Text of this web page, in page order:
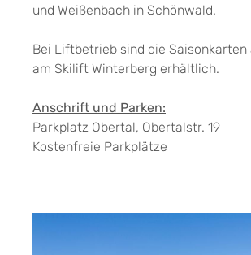
und Weißenbach in Schönwald.
Bei Liftbetrieb sind die Saisonkarten
am Skilift Winterberg erhältlich.
Anschrift und Parken:
Parkplatz Obertal, Obertalstr. 19
Kostenfreie Parkplätze